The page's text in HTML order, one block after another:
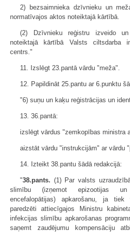
2) bezsaimnieka dzīvnieku un
normatīvajos aktos noteiktajā kārtībā.
(2) Dzīvnieku reģistru izveido
noteiktajā kārtībā Valsts ciltsdarba
centrs."
11. Izslēgt 23.pantā vārdu "meža".
12. Papildināt 25.pantu ar 6.punktu
"6) suņu un kaķu reģistrācijas un
13. 36.pantā:
izslēgt vārdus "zemkopības ministra
aizstāt vārdu "instrukcijām" ar vārdu
14. Izteikt 38.pantu šādā redakcijā:
"38.pants. (1) Par valsts
slimību (izņemot epizootijas un
encefalopātijas) apkarošanu, ja
paredzēti attiecīgajos Ministru
infekcijas slimību apkarošanas
saņemt zaudējumu kompensāciju